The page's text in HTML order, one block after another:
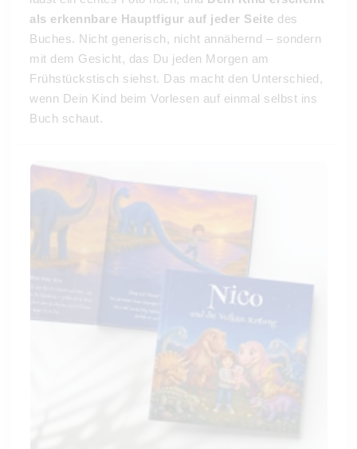
als erkennbare Hauptfigur auf jeder Seite des
Buches. Nicht generisch, nicht annähernd – sondern
mit dem Gesicht, das Du jeden Morgen am
Frühstückstisch siehst. Das macht den Unterschied,
wenn Dein Kind beim Vorlesen auf einmal selbst ins
Buch schaut.